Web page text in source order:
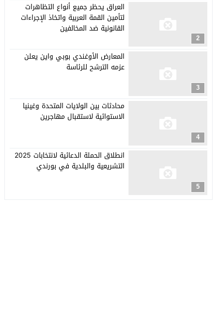
2
العراق يحظر جميع أنواع التظاهرات
لتأمين القمة العربية واتخاذ الإجراءات
القانونية ضد المخالفين
3
المعارض الأوغندي بوبي واين يعلن
عزمه الترشح للرئاسة
4
محادثات بين الولايات المتحدة وغينيا
الاستوائية لاستقبال مهاجرين
5
انطلاق الحملة الدعائية لانتخابات 2025
التشريعية والبلدية في بورندي